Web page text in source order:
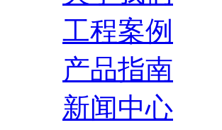
工程案例
产品指南
新闻中心